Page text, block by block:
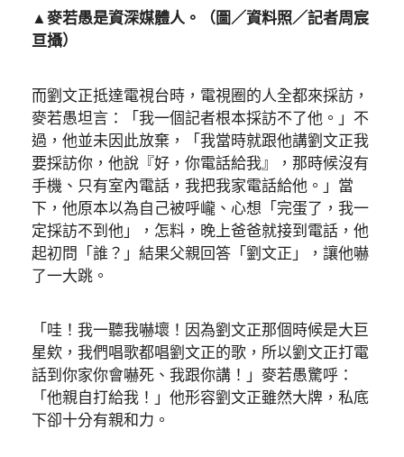
▲麥若愚是資深媒體人。（圖／資料照／記者周宸
亘攝）
而劉文正抵達電視台時，電視圈的人全都來採訪，
麥若愚坦言：「我一個記者根本採訪不了他。」不
過，他並未因此放棄，「我當時就跟他講劉文正我
要採訪你，他說『好，你電話給我』，那時候沒有
手機、只有室內電話，我把我家電話給他。」當
下，他原本以為自己被呼巄、心想「完蛋了，我一
定採訪不到他」，怎料，晚上爸爸就接到電話，他
起初問「誰？」結果父親回答「劉文正」，讓他嚇
了一大跳。
「哇！我一聽我嚇壞！因為劉文正那個時候是大巨
星欸，我們唱歌都唱劉文正的歌，所以劉文正打電
話到你家你會嚇死、我跟你講！」麥若愚驚呼：
「他親自打給我！」他形容劉文正雖然大牌，私底
下卻十分有親和力。